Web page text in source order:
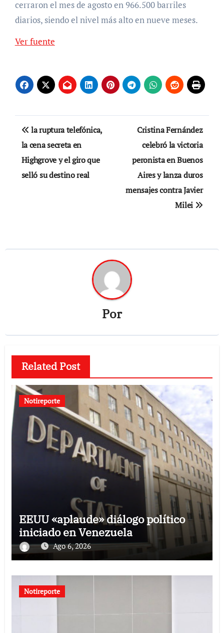
cerraron el mes de agosto en 966.500 barriles
diarios, siendo el nivel más alto en nueve meses.
Ver fuente
Navegación
de
entradas
la ruptura telefónica,
la cena secreta en
Highgrove y el giro que
selló su destino real
Cristina Fernández
celebró la victoria
peronista en Buenos
Aires y lanza duros
mensajes contra Javier
Milei
Por
Related Post
Notireporte
EEUU «aplaude» diálogo político
iniciado en Venezuela
Ago 6, 2026
Notireporte